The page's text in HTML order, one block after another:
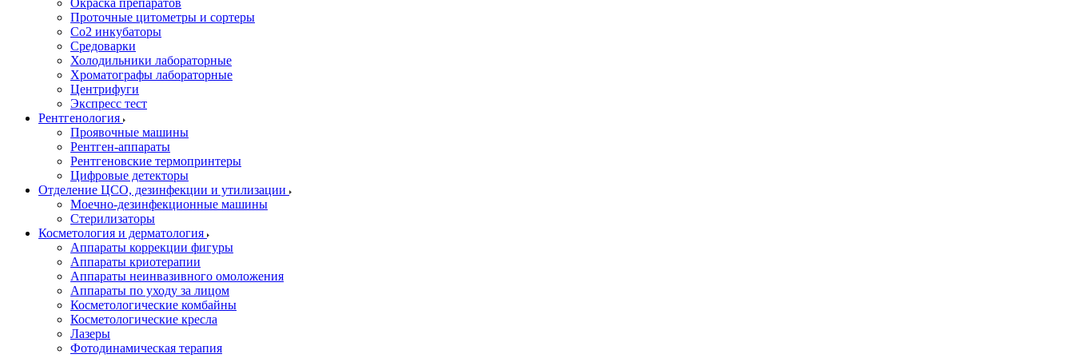
Окраска препаратов
Проточные цитометры и сортеры
Со2 инкубаторы
Средоварки
Холодильники лабораторные
Хроматографы лабораторные
Центрифуги
Экспресс тест
Рентгенология
Проявочные машины
Рентген-аппараты
Рентгеновские термопринтеры
Цифровые детекторы
Отделение ЦСО, дезинфекции и утилизации
Моечно-дезинфекционные машины
Стерилизаторы
Косметология и дерматология
Аппараты коррекции фигуры
Аппараты криотерапии
Аппараты неинвазивного омоложения
Аппараты по уходу за лицом
Косметологические комбайны
Косметологические кресла
Лазеры
Фотодинамическая терапия